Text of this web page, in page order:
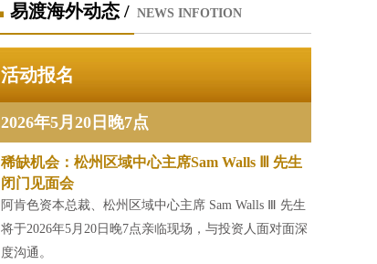
易渡海外动态 / NEWS INFOTION
活动报名
2026年5月20日晚7点
稀缺机会：松州区域中心主席Sam Walls Ⅲ 先生
闭门见面会
阿肯色资本总裁、松州区域中心主席 Sam Walls Ⅲ 先生
将于2026年5月20日晚7点亲临现场，与投资人面对面深
度沟通。